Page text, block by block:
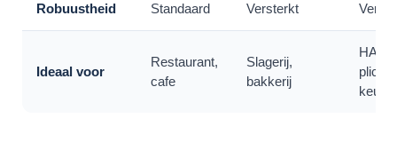
Robuustheid Standaard Versterkt
Ideaal voor
Restaurant,
cafe
Slagerij,
bakkerij